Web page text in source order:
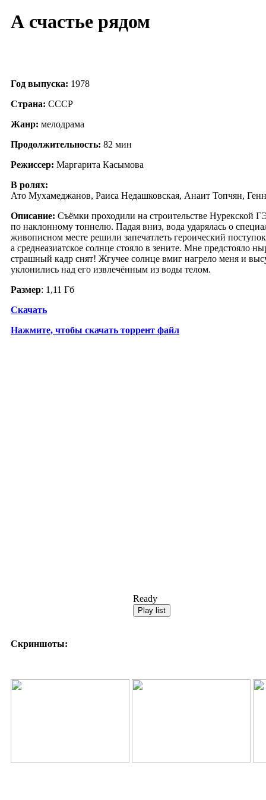
А счастье рядом
Год выпуска: 1978
Страна: СССР
Жанр: мелодрама
Продолжительность: 82 мин
Режиссер: Маргарита Касымова
В ролях:
Ато Мухамеджанов, Раиса Недашковская, Анаит Топчян,
Описание: Съёмки проходили на строительстве Нурекской
по наклонному тоннелю. Падая вниз, вода ударялась о
живописном месте решили запечатлеть героический
а среднеазиатское солнце стояло в зените. Мне предстояло
страшный кадр снят! Жгучее солнце вмиг нагрело меня и
уклонились над его извлечённым из воды телом.
Размер: 1,11 Гб
Скачать
Нажмите, чтобы скачать торрент файл
Ready
Скриншоты: